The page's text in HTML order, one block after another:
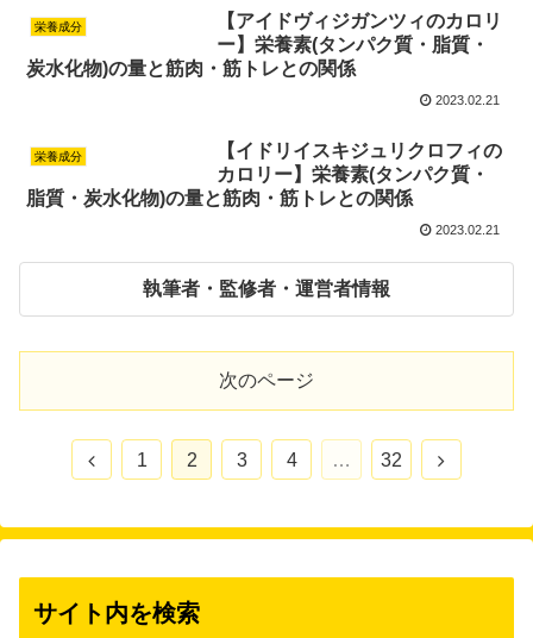
栄養成分
【アイドヴィジガンツィのカロリ
ー】栄養素(タンパク質・脂質・
炭水化物)の量と筋肉・筋トレとの関係
2023.02.21
栄養成分
【イドリイスキジュリクロフィの
カロリー】栄養素(タンパク質・
脂質・炭水化物)の量と筋肉・筋トレとの関係
2023.02.21
執筆者・監修者・運営者情報
次のページ
前
1 2 3 4 … 32
次
サイト内を検索